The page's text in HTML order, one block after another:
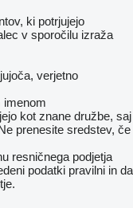
ki potrjujejo
v sporočilu izraža
verjetno
imenom
kot znane družbe, saj
prenesite sredstev, če
resničnega podjetja
podatki pravilni in da